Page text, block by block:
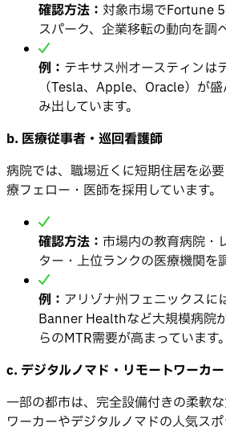
確認方法： 対象市場でFortune
スパーク、企業移転の動向を調
例： テキサス州オースティンは
（Tesla、Apple、Oracle）が
み出しています。
b. 医療従事者・巡回看護師
病院では、職場近くに短期住居を必
療フェロー・医師を採用しています。
確認方法： 市場内の教育病院・
ター・上位ランクの医療機関を
例： アリゾナ州フェニックスに
Banner Healthなど大規模病院
らのMTR需要が高まっています。
c. デジタルノマド・リモートワーカー
一部の都市は、完全設備付きの柔軟
ワーカーやデジタルノマドの人気スポ